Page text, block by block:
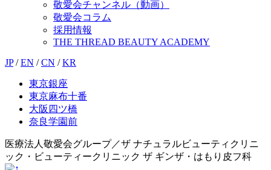
敬愛会チャンネル（動画）
敬愛会コラム
採用情報
THE THREAD BEAUTY ACADEMY
JP / EN / CN / KR
東京銀座
東京麻布十番
大阪四ツ橋
奈良学園前
医療法人敬愛会グループ／ザ ナチュラルビューティクリニ
ック・ビューティークリニック ザ ギンザ・はもり皮フ科